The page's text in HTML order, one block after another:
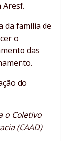
Aresf.
da família de
o
das
do
o Coletivo
(CAAD)